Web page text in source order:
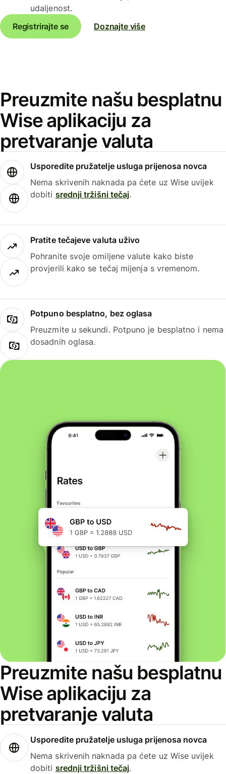
udaljenost.
Registrirajte se
Doznajte više
Preuzmite našu besplatnu
Wise aplikaciju za
pretvaranje valuta
Usporedite pružatelje usluga prijenosa novca
Nema skrivenih naknada pa ćete uz Wise uvijek
dobiti srednji tržišni tečaj.
Pratite tečajeve valuta uživo
Pohranite svoje omiljene valute kako biste
provjerili kako se tečaj mijenja s vremenom.
Potpuno besplatno, bez oglasa
Preuzmite u sekundi. Potpuno je besplatno i nema
dosadnih oglasa.
Preuzmite našu besplatnu
Wise aplikaciju za
pretvaranje valuta
Usporedite pružatelje usluga prijenosa novca
Nema skrivenih naknada pa ćete uz Wise uvijek
dobiti srednji tržišni tečaj.